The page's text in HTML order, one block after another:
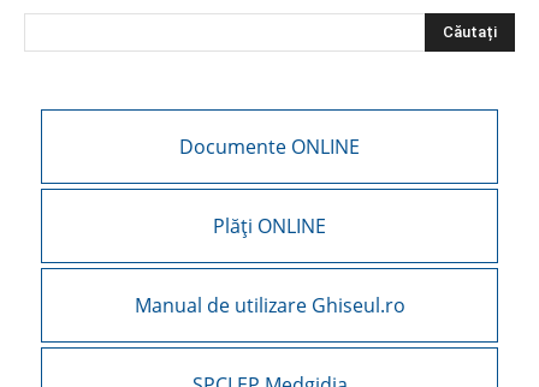
Documente ONLINE
Plăți ONLINE
Manual de utilizare Ghiseul.ro